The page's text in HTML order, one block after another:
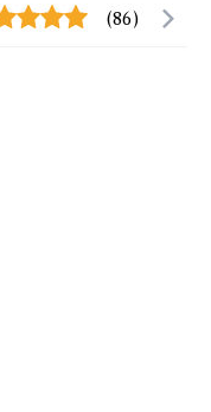
(86)